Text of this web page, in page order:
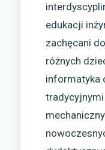
edukacji
zachęcani
różnych
informatyka